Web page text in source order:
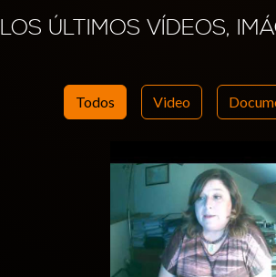
LOS ÚLTIMOS VÍDEOS,
Todos Video